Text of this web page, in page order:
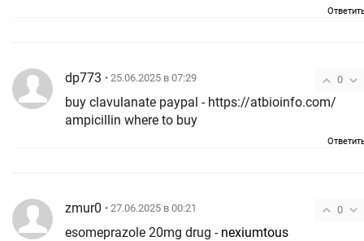
0
dp773 • 25.06.2025 в 07:29
buy clavulanate paypal - https://atbioinfo.com/
ampicillin where to buy
0
zmur0 • 27.06.2025 в 00:21
esomeprazole 20mg drug - nexiumtous